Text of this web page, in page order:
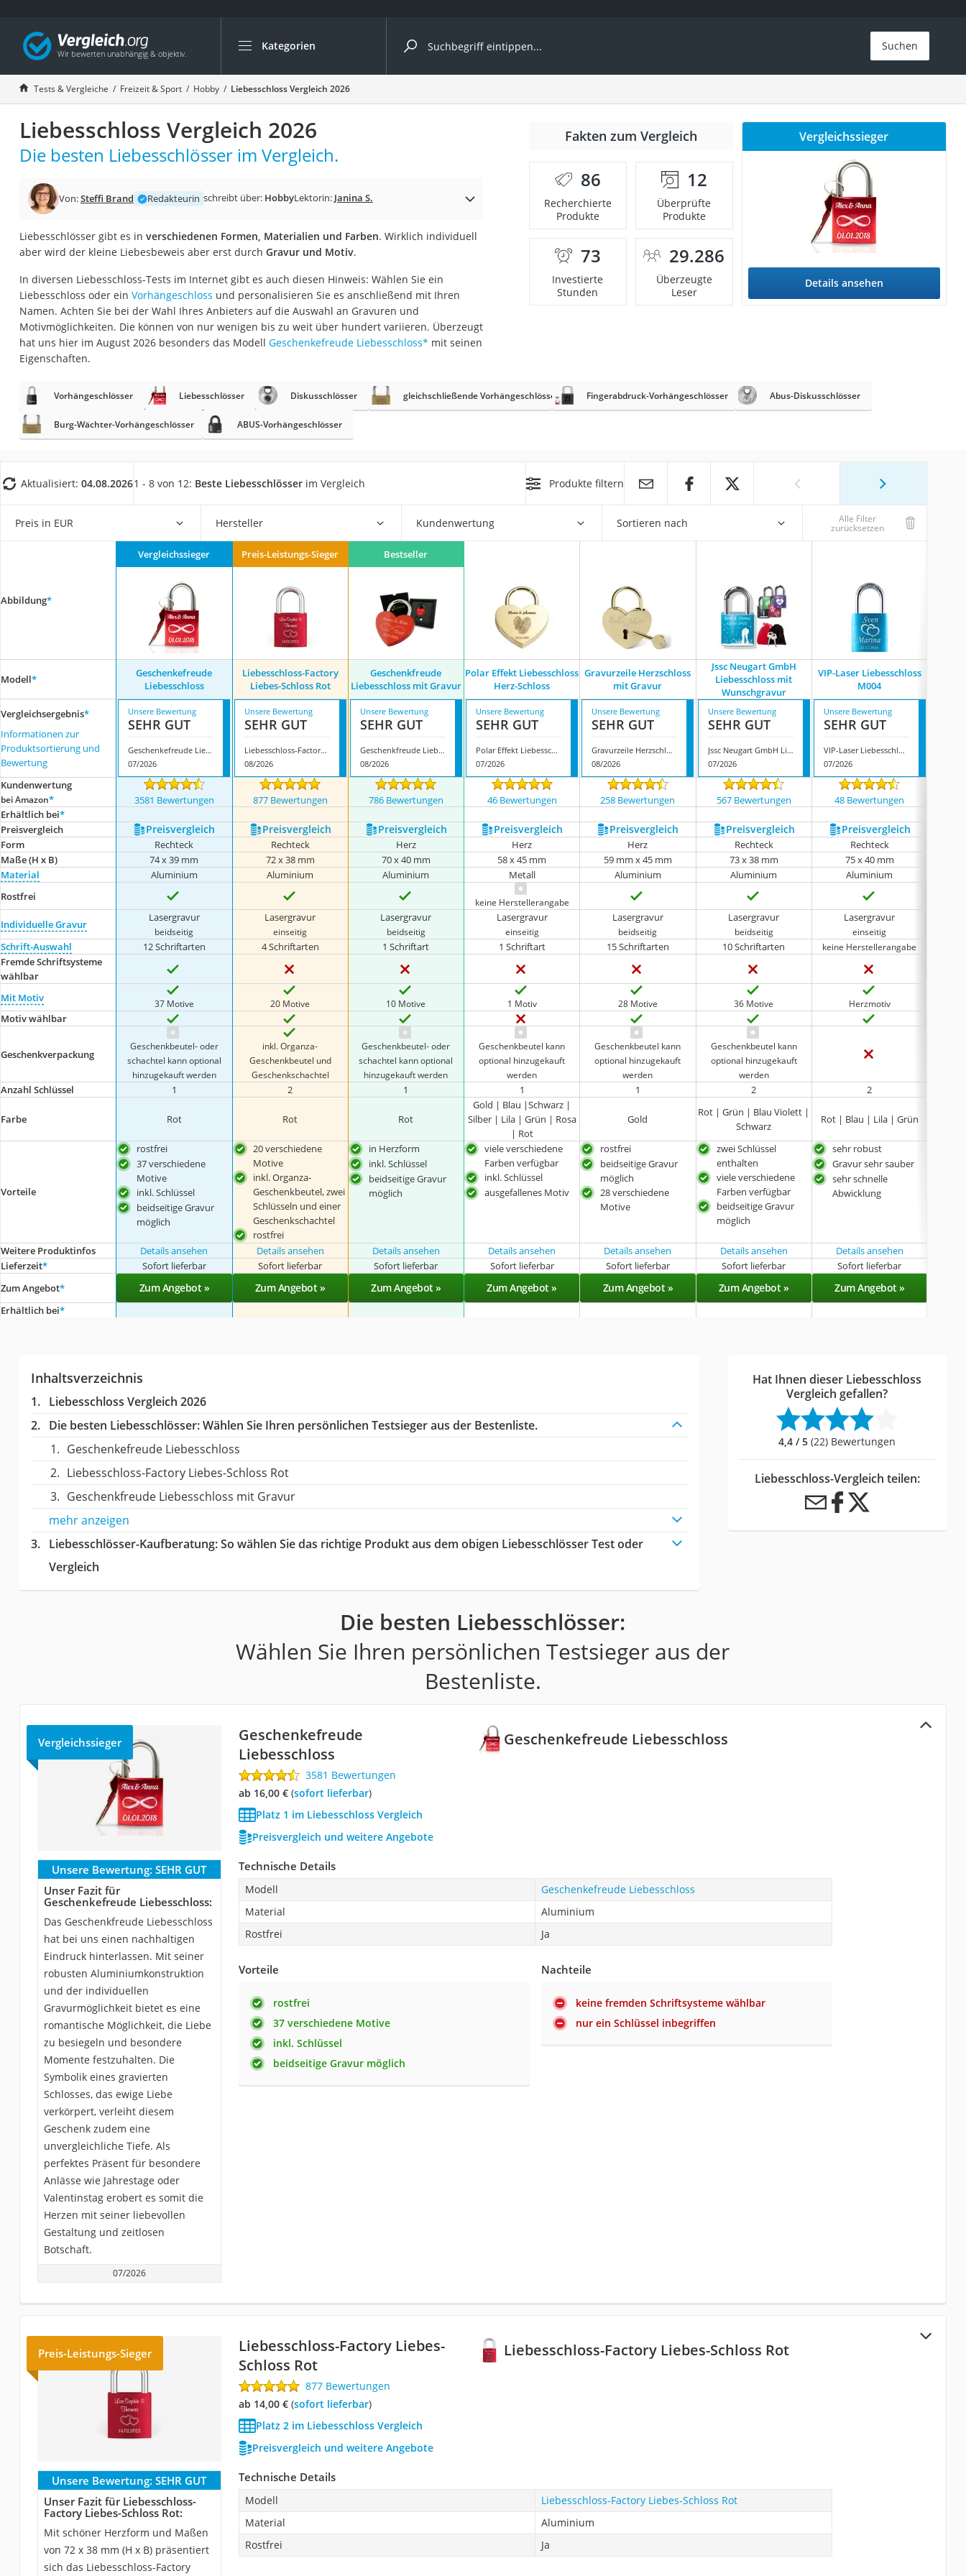
Kategorien
Die beliebtesten Vergleiche nach Kategorie
Freizeit & Sport
Gartentrampolin
Trampolin
Metalldetektor
Eufab-Fahrradträger
Trampolin 366 cm
Aluminium-Koffer
Air Bike
E-Bike-Dreirad
Trekkingschuhe Herren
Koffer
Nachtsichtgerät
Wanderschuhe Herren
Sicherheitsweste Reiten
Service
Suchen
Tests & Vergleiche Freizeit & Sport Hobby Liebesschloss Vergleich 2026
Liebesschloss Vergleich 2026
Die besten Liebesschlösser im Vergleich.
Von:Steffi Brand Redakteurin schreibt über: HobbyLektorin: Janina S.
Liebesschlösser gibt es in verschiedenen Formen, Materialien und Farben. Wirklich individuell
aber wird der kleine Liebesbeweis aber erst durch Gravur und Motiv.
In diversen Liebesschloss-Tests im Internet gibt es auch diesen Hinweis: Wählen Sie ein
Liebesschloss oder ein Vorhängeschloss und personalisieren Sie es anschließend mit Ihren
Namen. Achten Sie bei der Wahl Ihres Anbieters auf die Auswahl an Gravuren und
Motivmöglichkeiten. Die können von nur wenigen bis zu weit über hundert variieren. Überzeugt
hat uns hier im August 2026 besonders das Modell Geschenkefreude Liebesschloss* mit seinen
Eigenschaften.
Fakten zum Vergleich
86
Recherchierte
Produkte
12
Überprüfte
Produkte
73
Investierte
Stunden
29.286
Überzeugte
Leser
Vergleichssieger
Details ansehen
Vorhängeschlösser Liebesschlösser Diskusschlösser gleichschließende Vorhängeschlösser Fingerabdruck-Vorhängeschlösser Abus-Diskusschlösser
Burg-Wächter-Vorhängeschlösser ABUS-Vorhängeschlösser
Aktualisiert: 04.08.20261 - 8 von 12: Beste Liebesschlösser im Vergleich Produkte filtern
Preis in EUR Hersteller Kundenwertung Sortieren nach Alle Filter
zurücksetzen
Abbildung*
Vergleichssieger Preis-Leistungs-Sieger Bestseller
Modell*
Geschenkefreude
Liebesschloss
Liebesschloss-Factory
Liebes-Schloss Rot
Geschenkfreude
Liebesschloss mit Gravur
Polar Effekt Liebesschloss
Herz-Schloss
Gravurzeile Herzschloss
mit Gravur
Jssc Neugart GmbH
Liebesschloss mit
Wunschgravur
VIP-Laser Liebesschloss
M004
Vergleichsergebnis*
Informationen zur
Produktsortierung und
Bewertung
Unsere Bewertung
SEHR GUT
Geschenkefreude Liebesschloss
07/2026
Unsere Bewertung
SEHR GUT
Liebesschloss-Factory Liebes-Schloss Rot
08/2026
Unsere Bewertung
SEHR GUT
Geschenkfreude Liebesschloss mit Gravur
08/2026
Unsere Bewertung
SEHR GUT
Polar Effekt Liebesschloss Herz-Schloss
07/2026
Unsere Bewertung
SEHR GUT
Gravurzeile Herzschloss mit Gravur
08/2026
Unsere Bewertung
SEHR GUT
Jssc Neugart GmbH Liebesschloss mit Wunschgravur
07/2026
Unsere Bewertung
SEHR GUT
VIP-Laser Liebesschloss M004
07/2026
Kundenwertung
bei Amazon* 3581 Bewertungen 877 Bewertungen 786 Bewertungen 46 Bewertungen 258 Bewertungen 567 Bewertungen 48 Bewertungen
Erhältlich bei*
Preis­vergleich
Preis­vergleich Preis­vergleich Preis­vergleich Preis­vergleich Preis­vergleich Preis­vergleich Preis­vergleich
Form Rechteck Rechteck Herz Herz Herz Rechteck
Rechteck
Maße (H x B)
74 x 39 mm 72 x 38 mm 70 x 40 mm 58 x 45 mm 59 mm x 45 mm 73 x 38 mm 75 x 40 mm
Material
Aluminium Aluminium Aluminium Metall Aluminium Aluminium
Aluminium
Rostfrei
keine Herstellerangabe
Individuelle Gravur
Lasergravur
beidseitig
Lasergravur
einseitig
Lasergravur
beidseitig
Lasergravur
einseitig
Lasergravur
beidseitig
Lasergravur
beidseitig
Lasergravur
einseitig
Schrift-Auswahl 12 Schriftarten 4 Schriftarten 1 Schriftart 1 Schriftart 15 Schriftarten 10 Schriftarten keine Herstellerangabe
Fremde Schriftsysteme
wählbar
Mit Motiv
37 Motive 20 Motive 10 Motive 1 Motiv 28 Motive 36 Motive Herzmotiv
Motiv wählbar
Geschenkverpackung
Geschenkbeutel- oder
schachtel kann optional
hinzugekauft werden
inkl. Organza-
Geschenkbeutel und
Geschenkschachtel
Geschenkbeutel- oder
schachtel kann optional
hinzugekauft werden
Geschenkbeutel kann
optional hinzugekauft
werden
Geschenkbeutel kann
optional hinzugekauft
werden
Geschenkbeutel kann
optional hinzugekauft
werden
Anzahl Schlüssel 1 2 1 1 1 2 2
Farbe Rot Rot Rot
Gold | Blau |Schwarz |
Silber | Lila | Grün | Rosa
| Rot
Gold
Rot | Grün | Blau Violett |
Schwarz
Rot | Blau | Lila | Grün
Vorteile
rostfrei
37 verschiedene
Motive
inkl. Schlüssel
beidseitige Gravur
möglich
20 verschiedene
Motive
inkl. Organza-
Geschenkbeutel, zwei
Schlüsseln und einer
Geschenkschachtel
rostfrei
in Herzform
inkl. Schlüssel
beidseitige Gravur
möglich
viele verschiedene
Farben verfügbar
inkl. Schlüssel
ausgefallenes Motiv
rostfrei
beidseitige Gravur
möglich
28 verschiedene
Motive
zwei Schlüssel
enthalten
viele verschiedene
Farben verfügbar
beidseitige Gravur
möglich
sehr robust
Gravur sehr sauber
sehr schnelle
Abwicklung
Weitere Produktinfos Details ansehen Details ansehen Details ansehen Details ansehen Details ansehen Details ansehen
Details ansehen
Lieferzeit* Sofort lieferbar Sofort lieferbar Sofort lieferbar Sofort lieferbar Sofort lieferbar Sofort lieferbar Sofort lieferbar
Zum Angebot* Zum Angebot » Zum Angebot » Zum Angebot » Zum Angebot » Zum Angebot » Zum Angebot » Zum Angebot »
Erhältlich bei*
Inhaltsverzeichnis
Liebesschloss Vergleich 2026
Die besten Liebesschlösser:Wählen Sie Ihren persönlichen Testsieger aus der Bestenliste.
Geschenkefreude Liebesschloss
Liebesschloss-Factory Liebes-Schloss Rot
Geschenkfreude Liebesschloss mit Gravur
mehr anzeigen
Liebesschlösser-Kaufberatung: So wählen Sie das richtige Produkt aus dem obigen Liebesschlösser Test oder
Vergleich
Hat Ihnen dieser Liebesschloss
Vergleich gefallen?
4,4 / 5 (22) Bewertungen
Liebesschloss-Vergleich teilen:
Die besten Liebesschlösser:
Wählen Sie Ihren persönlichen Testsieger aus der
Bestenliste.
Geschenkefreude Liebesschloss
Vergleichssieger
Geschenkefreude
Liebesschloss
3581 Bewertungen
ab 16,00 €( Sofort lieferbar)
Platz 1 im Liebesschloss Vergleich
Preisvergleich und weitere Angebote
Unsere Bewertung: SEHR GUT
Unser Fazit für
Geschenkefreude Liebesschloss:
Das Geschenkfreude Liebesschloss
hat bei uns einen nachhaltigen
Eindruck hinterlassen. Mit seiner
robusten Aluminiumkonstruktion
und der individuellen
Gravurmöglichkeit bietet es eine
romantische Möglichkeit, die Liebe
zu besiegeln und besondere
Momente festzuhalten. Die
Symbolik eines gravierten
Schlosses, das ewige Liebe
verkörpert, verleiht diesem
Geschenk zudem eine
unvergleichliche Tiefe. Als
perfektes Präsent für besondere
Anlässe wie Jahrestage oder
Valentinstag erobert es somit die
Herzen mit seiner liebevollen
Gestaltung und zeitlosen
Botschaft.
07/2026
Technische Details
Modell
Geschenkefreude Liebesschloss
Material
Aluminium
Rostfrei
Ja
Vorteile
rostfrei
37 verschiedene Motive
inkl. Schlüssel
beidseitige Gravur möglich
Nachteile
keine fremden Schriftsysteme wählbar
nur ein Schlüssel inbegriffen
Liebesschloss-Factory Liebes-Schloss Rot
Preis-Leistungs-Sieger
Liebesschloss-Factory Liebes-
Schloss Rot
877 Bewertungen
ab 14,00 €( Sofort lieferbar)
Platz 2 im Liebesschloss Vergleich
Preisvergleich und weitere Angebote
Unsere Bewertung: SEHR GUT
Unser Fazit für Liebesschloss-
Factory Liebes-Schloss Rot:
Mit schöner Herzform und Maßen
von 72 x 38 mm (H x B) präsentiert
sich das Liebesschloss-Factory
Technische Details
Modell
Liebesschloss-Factory Liebes-Schloss Rot
Material
Aluminium
Rostfrei
Ja